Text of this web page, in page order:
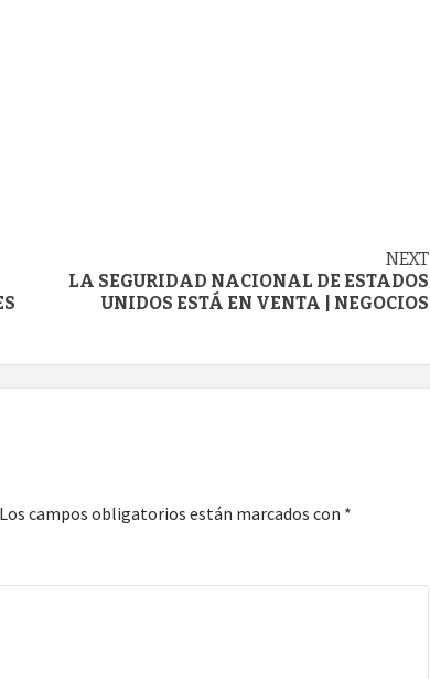
NEXT
LA SEGURIDAD NACIONAL DE ESTADOS
UNIDOS ESTÁ EN VENTA | NEGOCIOS
Los campos obligatorios están marcados con *